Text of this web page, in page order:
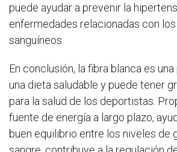
puede ayudar a prevenir la
enfermedades relacionadas con
sanguíneos.
En conclusión, la fibra blanca es
una dieta saludable y puede tener
para la salud de los deportistas.
fuente de energía a largo plazo,
buen equilibrio entre los niveles de